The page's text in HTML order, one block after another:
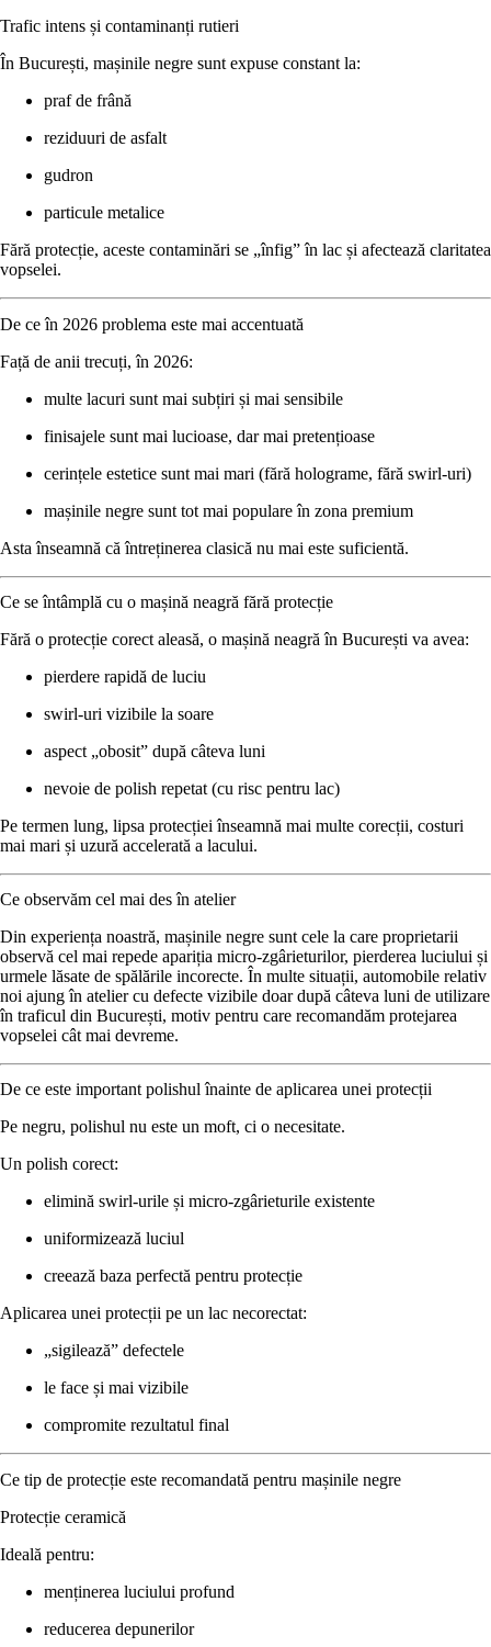
Trafic intens și contaminanți rutieri
În București, mașinile negre sunt expuse constant la:
praf de frână
reziduuri de asfalt
gudron
particule metalice
Fără protecție, aceste contaminări se „înfig” în lac și afectează claritatea
vopselei.
De ce în 2026 problema este mai accentuată
Față de anii trecuți, în 2026:
multe lacuri sunt mai subțiri și mai sensibile
finisajele sunt mai lucioase, dar mai pretențioase
cerințele estetice sunt mai mari (fără holograme, fără swirl-uri)
mașinile negre sunt tot mai populare în zona premium
Asta înseamnă căîntreținerea clasică nu mai este suficientă.
Ce se întâmplă cu o mașină neagră fără protecție
Fără o protecție corect aleasă, o mașină neagră în București va avea:
pierdere rapidă de luciu
swirl-uri vizibile la soare
aspect „obosit” după câteva luni
nevoie de polish repetat (cu risc pentru lac)
Pe termen lung, lipsa protecției înseamnă mai multe corecții, costuri
mai mari și uzură accelerată a lacului.
Ce observăm cel mai des în atelier
Din experiența noastră, mașinile negre sunt cele la care proprietarii
observă cel mai repede apariția micro-zgârieturilor, pierderea luciului și
urmele lăsate de spălările incorecte. În multe situații, automobile relativ
noi ajung în atelier cu defecte vizibile doar după câteva luni de utilizare
în traficul din București, motiv pentru care recomandăm protejarea
vopselei cât mai devreme.
De ce este important polishul înainte de aplicarea unei protecții
Pe negru, polishul nu este un moft, ci o necesitate.
Un polish corect:
elimină swirl-urile și micro-zgârieturile existente
uniformizează luciul
creează baza perfectă pentru protecție
Aplicarea unei protecții pe un lac necorectat:
„sigilează” defectele
le face și mai vizibile
compromite rezultatul final
Ce tip de protecție este recomandată pentru mașinile negre
Protecție ceramică
Ideală pentru:
menținerea luciului profund
reducerea depunerilor